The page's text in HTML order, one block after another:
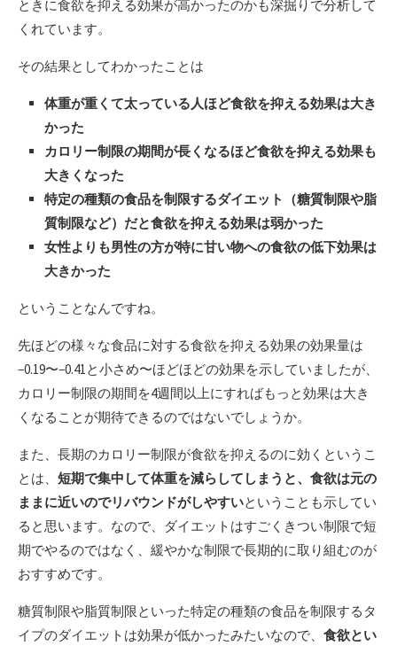
ときに食欲を抑える効果が高かったのかも深掘りで分析して
くれています。
その結果としてわかったことは
体重が重くて太っている人ほど食欲を抑える効果は大き
かった
カロリー制限の期間が長くなるほど食欲を抑える効果も
大きくなった
特定の種類の食品を制限するダイエット（糖質制限や脂
質制限など）だと食欲を抑える効果は弱かった
女性よりも男性の方が特に甘い物への食欲の低下効果は
大きかった
ということなんですね。
先ほどの様々な食品に対する食欲を抑える効果の効果量は
−0.19〜−0.41と小さめ〜ほどほどの効果を示していましたが、
カロリー制限の期間を4週間以上にすればもっと効果は大き
くなることが期待できるのではないでしょうか。
また、長期のカロリー制限が食欲を抑えるのに効くというこ
とは、 短期で集中して体重を減らしてしまうと、食欲は元の
ままに近いのでリバウンドがしやすいということも示してい
ると思います。なので、ダイエットはすごくきつい制限で短
期でやるのではなく、緩やかな制限で長期的に取り組むのが
おすすめです。
糖質制限や脂質制限といった特定の種類の食品を制限するタ
イプのダイエットは効果が低かったみたいなので、 食欲とい